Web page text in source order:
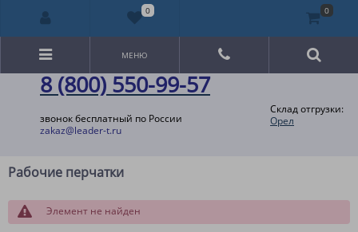
8 (800) 550-99-57
звонок бесплатный по России
zakaz@leader-t.ru
Склад отгрузки:
Орел
МЕНЮ
Рабочие перчатки
Элемент не найден
0 0